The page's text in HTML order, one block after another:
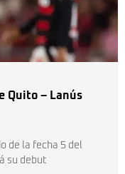
Quito – Lanús
de la fecha 5 del
su debut